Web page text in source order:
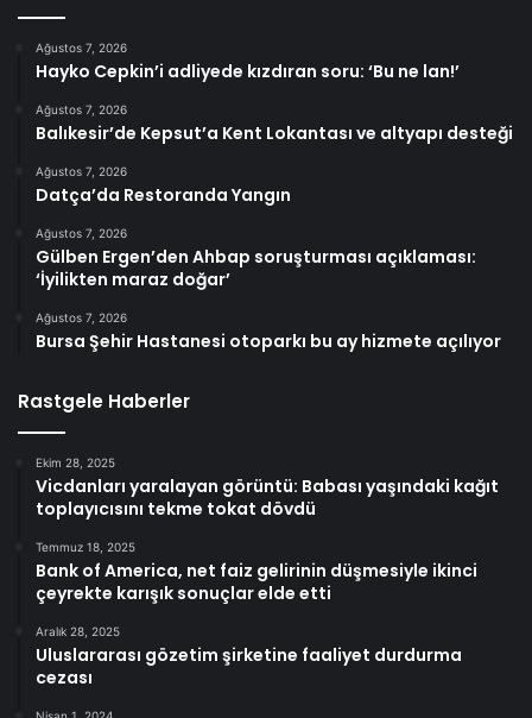
Ağustos 7, 2026
Hayko Cepkin’i adliyede kızdıran soru: ‘Bu ne lan!’
Ağustos 7, 2026
Balıkesir’de Kepsut’a Kent Lokantası ve altyapı desteği
Ağustos 7, 2026
Datça’da Restoranda Yangın
Ağustos 7, 2026
Gülben Ergen’den Ahbap soruşturması açıklaması:
‘İyilikten maraz doğar’
Ağustos 7, 2026
Bursa Şehir Hastanesi otoparkı bu ay hizmete açılıyor
Rastgele Haberler
Ekim 28, 2025
Vicdanları yaralayan görüntü: Babası yaşındaki kağıt
toplayıcısını tekme tokat dövdü
Temmuz 18, 2025
Bank of America, net faiz gelirinin düşmesiyle ikinci
çeyrekte karışık sonuçlar elde etti
Aralık 28, 2025
Uluslararası gözetim şirketine faaliyet durdurma
cezası